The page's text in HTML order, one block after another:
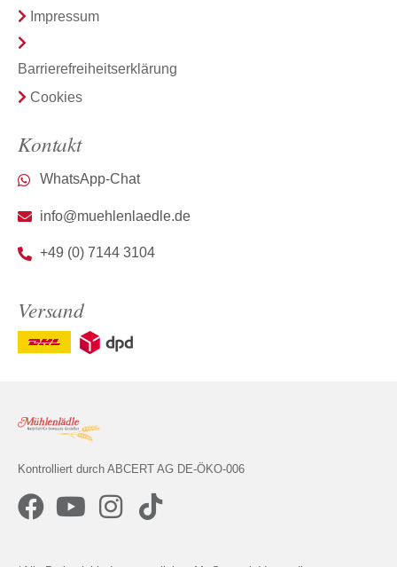
Kontrolliert durch ABCERT AG DE-ÖKO-006
Impressum
Barrierefreiheitserklärung
Cookies
Kontakt
WhatsApp-Chat
info@muehlenlaedle.de
+49 (0) 7144 3104
Versand